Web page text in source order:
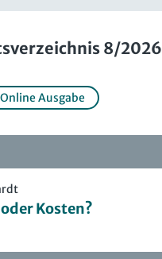
8/2026
Ausgabe
Kosten?